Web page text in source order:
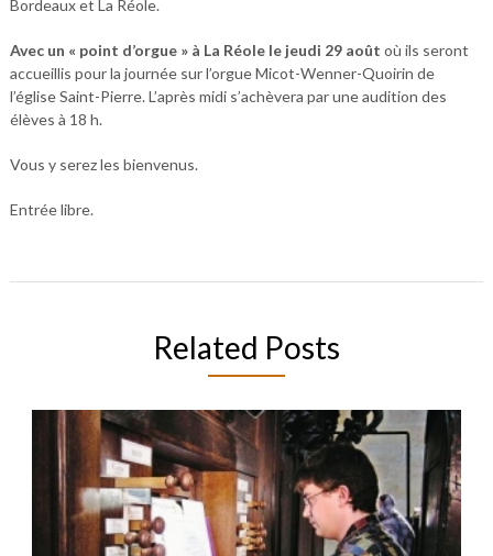
Bordeaux et La Réole.
Avec un « point d’orgue » à La Réole le jeudi 29 août où ils seront
accueillis pour la journée sur l’orgue Micot-Wenner-Quoirin de
l’église Saint-Pierre. L’après midi s’achèvera par une audition des
élèves à 18 h.
Vous y serez les bienvenus.
Entrée libre.
Related Posts